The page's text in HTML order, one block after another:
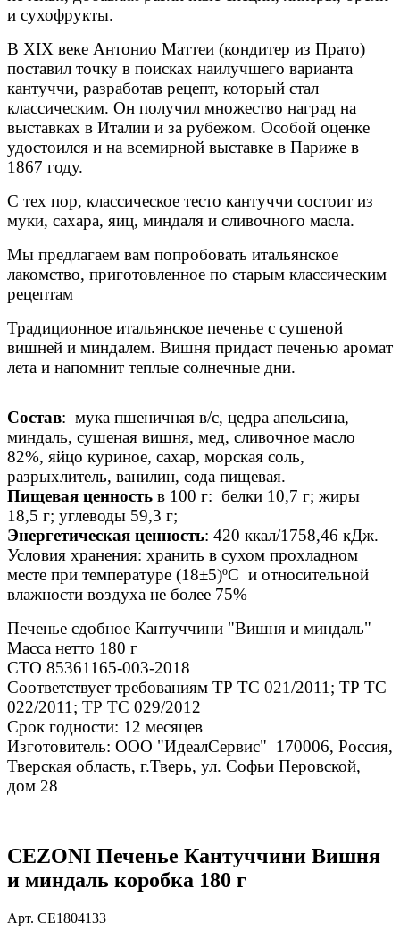
и сухофрукты.
В XIX веке Антонио Маттеи (кондитер из Прато)
поставил точку в поисках наилучшего варианта
кантуччи, разработав рецепт, который стал
классическим. Он получил множество наград на
выставках в Италии и за рубежом. Особой оценке
удостоился и на всемирной выставке в Париже в
1867 году.
С тех пор, классическое тесто кантуччи состоит из
муки, сахара, яиц, миндаля и сливочного масла.
Мы предлагаем вам попробовать итальянское
лакомство, приготовленное по старым классическим
рецептам
Традиционное итальянское печенье с сушеной
вишней и миндалем. Вишня придаст печенью аромат
лета и напомнит теплые солнечные дни.
Состав: мука пшеничная в/с, цедра апельсина,
миндаль, сушеная вишня, мед, сливочное масло
82%, яйцо куриное, сахар, морская соль,
разрыхлитель, ванилин, сода пищевая.
Пищевая ценность в 100 г: белки 10,7 г; жиры
18,5 г; углеводы 59,3 г;
Энергетическая ценность: 420 ккал/1758,46 кДж.
Условия хранения: хранить в сухом прохладном
месте при температуре (18±5)ºС и относительной
влажности воздуха не более 75%
Печенье сдобное Кантуччини "Вишня и миндаль"
Масса нетто 180 г
СТО 85361165-003-2018
Соответствует требованиям ТР ТС 021/2011; ТР ТС
022/2011; ТР ТС 029/2012
Срок годности: 12 месяцев
Изготовитель: ООО "ИдеалСервис" 170006, Россия,
Тверская область, г.Тверь, ул. Софьи Перовской,
дом 28
CEZONI Печенье Кантуччини Вишня
и миндаль коробка 180 г
Арт. CE1804133